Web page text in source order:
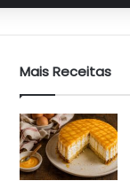
Mais Receitas